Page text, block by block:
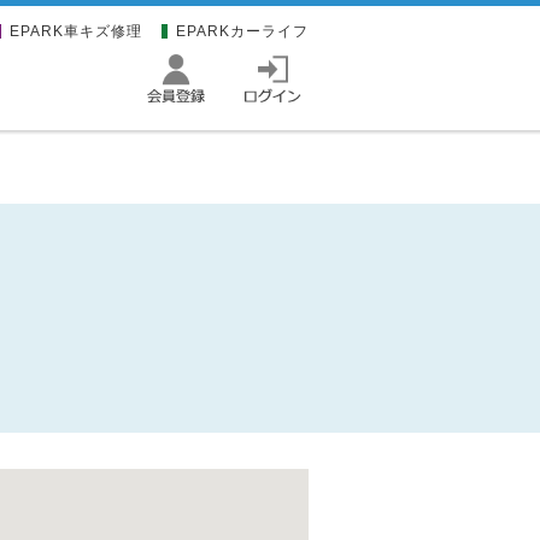
EPARK車キズ修理 EPARKカーライフ